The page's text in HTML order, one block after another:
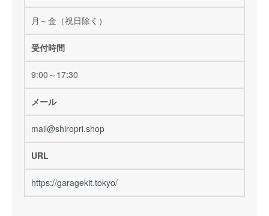
月～金（祝日除く）
受付時間
9:00～17:30
メール
mail@shiropri.shop
URL
https://garagekit.tokyo/